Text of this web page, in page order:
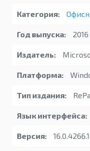
Категория:
Год выпуска: 2016
Издатель:
Платформа:
Тип издания:
Язык интерфейса:
Версия: